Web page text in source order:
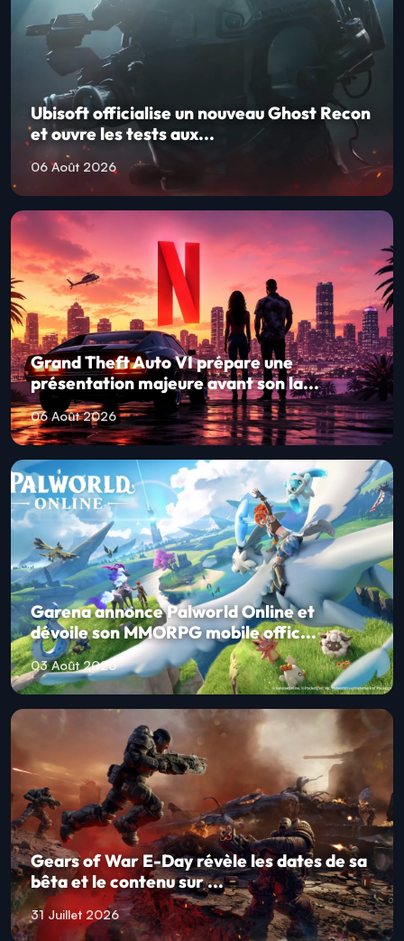
Ubisoft officialise un nouveau Ghost Recon
et ouvre les tests aux...
06 Août 2026
Grand Theft Auto VI prépare une
présentation majeure avant son la...
06 Août 2026
Garena annonce Palworld Online et
dévoile son MMORPG mobile offic...
03 Août 2026
Gears of War E-Day révèle les dates de sa
bêta et le contenu sur ...
31 Juillet 2026